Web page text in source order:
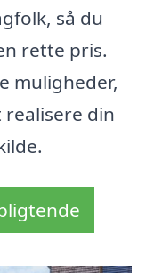
så du
rette pris.
muligheder,
din